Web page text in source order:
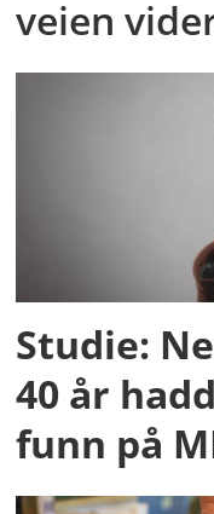
veien
Studie:
40 år
funn på